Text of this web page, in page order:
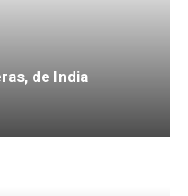
de India